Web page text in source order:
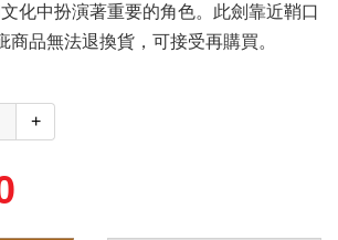
化中扮演著重要的角色。此劍靠近鞘口
商品無法退換貨，可接受再購買。
+